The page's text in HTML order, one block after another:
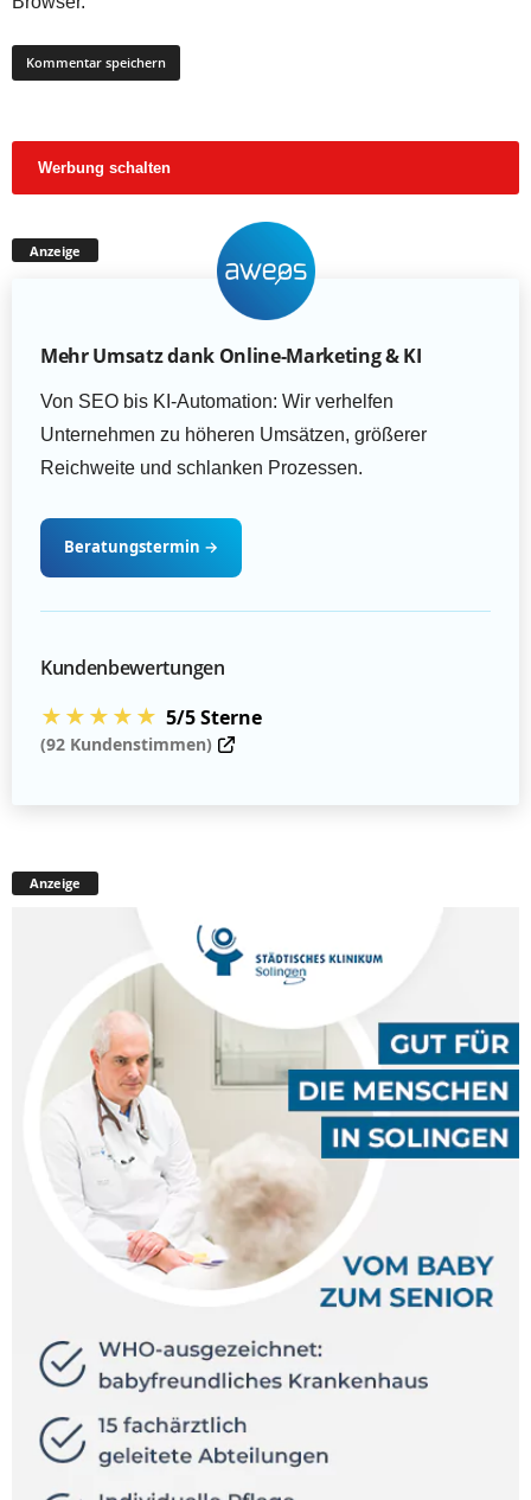
Werbung schalten
Anzeige
Mehr Umsatz dank Online-Marketing & KI
Von SEO bis KI-Automation: Wir verhelfen
Unternehmen zu höheren Umsätzen, größerer
Reichweite und schlanken Prozessen.
Beratungstermin →
Kundenbewertungen
★★★★★ 5/5 Sterne
(92 Kundenstimmen)
Anzeige